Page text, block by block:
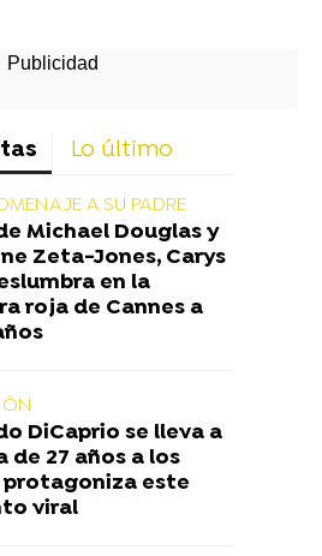
Lo último
A SU PADRE
Michael Douglas y
Zeta-Jones, Carys
en la
roja de Cannes a
DiCaprio se lleva a
de 27 años a los
protagoniza este
viral